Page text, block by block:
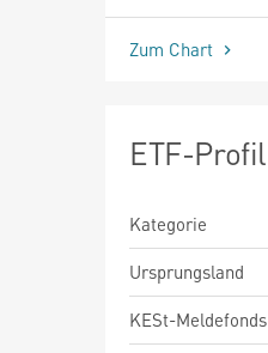
seit Beginn
Zum Chart
ETF-Profil
Kategorie
Ursprungsland
KESt-Meldefonds